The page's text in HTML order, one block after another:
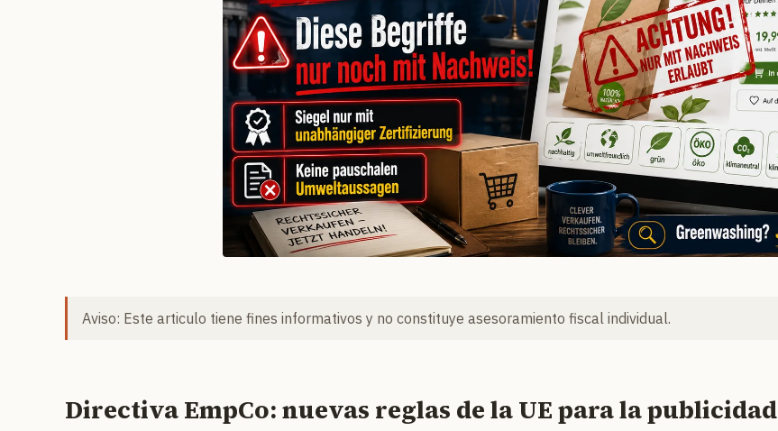
Aviso: Este articulo tiene fines informativos y no constituye asesoramiento fiscal individual.
Directiva EmpCo: nuevas reglas de la UE para la publicidad